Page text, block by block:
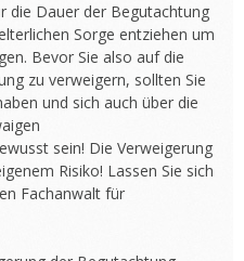
die Dauer der Begutachtung
Sorge entziehen um
Bevor Sie also auf die
zu verweigern, sollten Sie
und sich auch über die
sein! Die Verweigerung
Risiko! Lassen Sie sich
Fachanwalt für